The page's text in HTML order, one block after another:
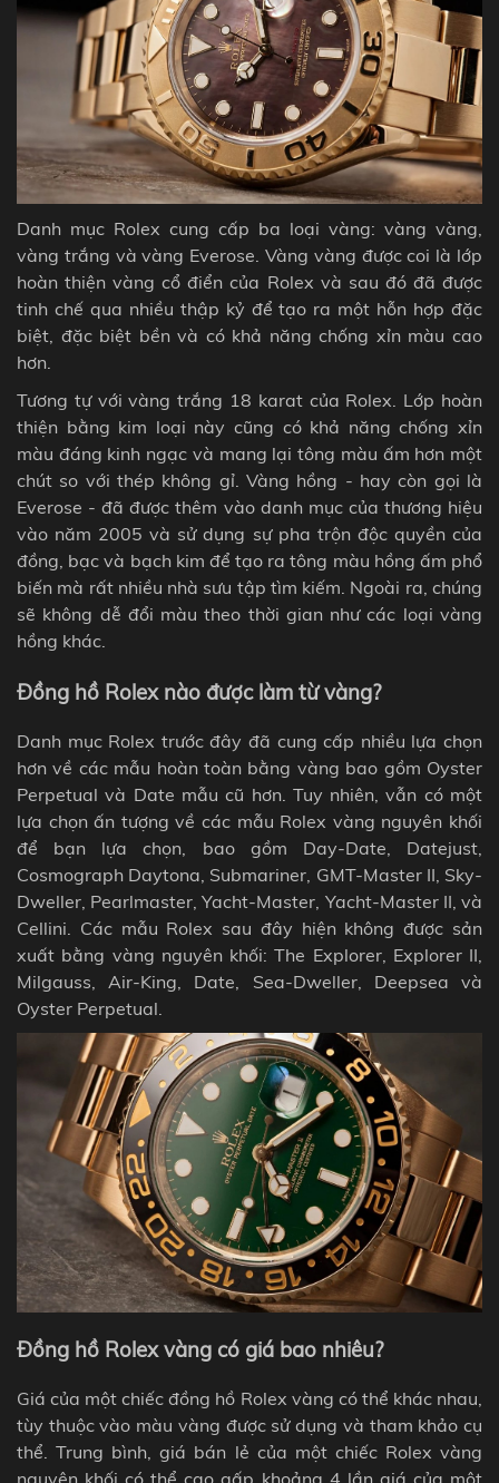
Danh mục Rolex cung cấp ba loại vàng: vàng vàng,
vàng trắng và vàng Everose. Vàng vàng được coi là lớp
hoàn thiện vàng cổ điển của Rolex và sau đó đã được
tinh chế qua nhiều thập kỷ để tạo ra một hỗn hợp đặc
biệt, đặc biệt bền và có khả năng chống xỉn màu cao
hơn.
Tương tự với vàng trắng 18 karat của Rolex. Lớp hoàn
thiện bằng kim loại này cũng có khả năng chống xỉn
màu đáng kinh ngạc và mang lại tông màu ấm hơn một
chút so với thép không gỉ. Vàng hồng - hay còn gọi là
Everose - đã được thêm vào danh mục của thương hiệu
vào năm 2005 và sử dụng sự pha trộn độc quyền của
đồng, bạc và bạch kim để tạo ra tông màu hồng ấm phổ
biến mà rất nhiều nhà sưu tập tìm kiếm. Ngoài ra, chúng
sẽ không dễ đổi màu theo thời gian như các loại vàng
hồng khác.
Đồng hồ Rolex nào được làm từ vàng?
Danh mục Rolex trước đây đã cung cấp nhiều lựa chọn
hơn về các mẫu hoàn toàn bằng vàng bao gồm Oyster
Perpetual và Date mẫu cũ hơn. Tuy nhiên, vẫn có một
lựa chọn ấn tượng về các mẫu Rolex vàng nguyên khối
để bạn lựa chọn, bao gồm Day-Date, Datejust,
Cosmograph Daytona, Submariner, GMT-Master II, Sky-
Dweller, Pearlmaster, Yacht-Master, Yacht-Master II, và
Cellini. Các mẫu Rolex sau đây hiện không được sản
xuất bằng vàng nguyên khối: The Explorer, Explorer II,
Milgauss, Air-King, Date, Sea-Dweller, Deepsea và
Oyster Perpetual.
Đồng hồ Rolex vàng có giá bao nhiêu?
Giá của một chiếc đồng hồ Rolex vàng có thể khác nhau,
tùy thuộc vào màu vàng được sử dụng và tham khảo cụ
thể. Trung bình, giá bán lẻ của một chiếc Rolex vàng